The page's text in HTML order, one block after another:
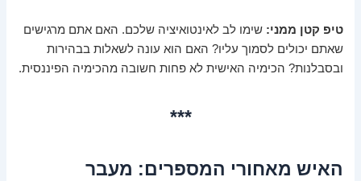
טיפ קטן ממני: שימו לב לאינטואיציה שלכם. האם אתם מרגישים
שאתם יכולים לסמוך עליו? האם הוא עונה לשאלות בבהירות
ובסבלנות? הכימיה האישית לא פחות חשובה מהכימיה הפיננסית.
***
האיש מאחורי המספרים: מעבר